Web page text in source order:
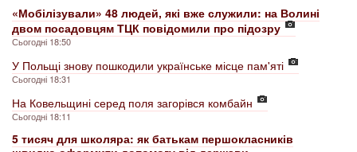
«Мобілізували» 48 людей, які вже служили: на Волині
двом посадовцям ТЦК повідомили про підозру
Сьогодні 18:50
У Польщі знову пошкодили українське місце пам'яті
Сьогодні 18:31
На Ковельщині серед поля загорівся комбайн
Сьогодні 18:11
5 тисяч для школяра: як батькам першокласників